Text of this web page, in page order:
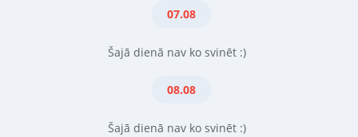
07.08
Šajā dienā nav ko svinēt :)
08.08
Šajā dienā nav ko svinēt :)